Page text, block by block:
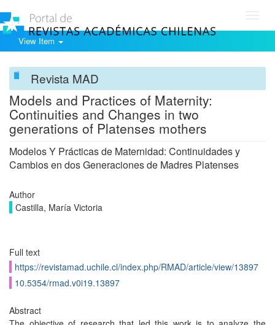
View Item
Revista MAD
Models and Practices of Maternity:
Continuities and Changes in two
generations of Platenses mothers
Modelos Y Prácticas de Maternidad: Continuidades y
Cambios en dos Generaciones de Madres Platenses
Author
Castilla, María Victoria
Full text
https://revistamad.uchile.cl/index.php/RMAD/article/view/13897
10.5354/rmad.v0i19.13897
Abstract